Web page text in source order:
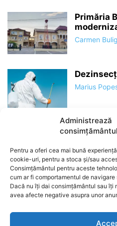
Administrează
consimțământul
Pentru a oferi cea mai bună
cookie-uri, pentru a stoca și/sau
Consimțământul pentru aceste
cum ar fi comportamentul de
Dacă nu îți dai consimțământul sau
avea afecte negative asupra unor
Primăria
Carmen
Marius